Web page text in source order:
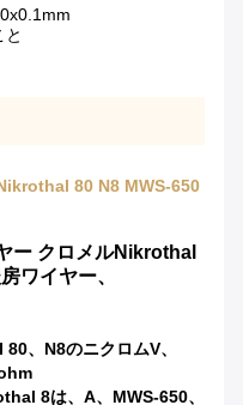
80 N8 MWS-650
ー クロメルNikrothal
ワイヤー、
、N8のニクロムV、
8は、A、MWS-650、